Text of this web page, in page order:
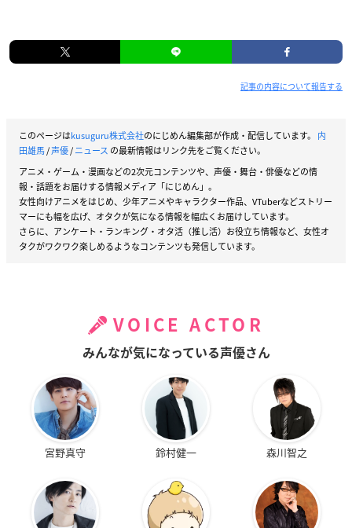
記事の内容について報告する
このページはkusuguru株式会社のにじめん編集部が作成・配信しています。 内
田雄馬/声優/ニュース の最新情報はリンク先をご覧ください。
アニメ・ゲーム・漫画などの2次元コンテンツや、声優・舞台・俳優などの情
報・話題をお届けする情報メディア「にじめん」。
女性向けアニメをはじめ、少年アニメやキャラクター作品、VTuberなどストリー
マーにも幅を広げ、オタクが気になる情報を幅広くお届けしています。
さらに、アンケート・ランキング・オタ活（推し活）お役立ち情報など、女性オ
タクがワクワク楽しめるようなコンテンツも発信しています。
VOICE ACTOR
みんなが気になっている声優さん
宮野真守 鈴村健一 森川智之